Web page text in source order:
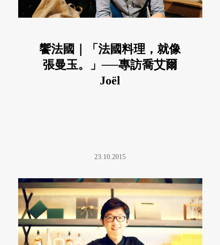
饗法國｜「法國料理，就像
張曼玉。」──專訪喬艾爾
Joël
23.10.2015